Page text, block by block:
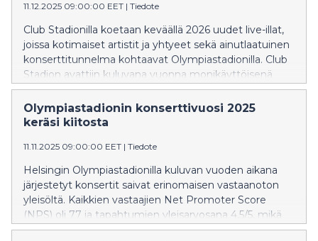
11.12.2025 09:00:00 EET | Tiedote
Club Stadionilla koetaan keväällä 2026 uudet live-illat,
joissa kotimaiset artistit ja yhtyeet sekä ainutlaatuinen
konserttitunnelma kohtaavat Olympiastadionilla. Club
Stadion avattiin kuluvana vuonna monikäyttöisenä
tapahtumatilana, joka soveltuu konserteille,
seminaareille ja yksityistilaisuuksille.
Olympiastadionin konserttivuosi 2025
keräsi kiitosta
11.11.2025 09:00:00 EET | Tiedote
Helsingin Olympiastadionilla kuluvan vuoden aikana
järjestetyt konsertit saivat erinomaisen vastaanoton
yleisöltä. Kaikkien vastaajien Net Promoter Score
(NPS) oli 77 ja tapahtumien yleisarvosana 4,5/5, mikä
kuvastaa erittäin korkeaa kävijätyytyväisyyttä.